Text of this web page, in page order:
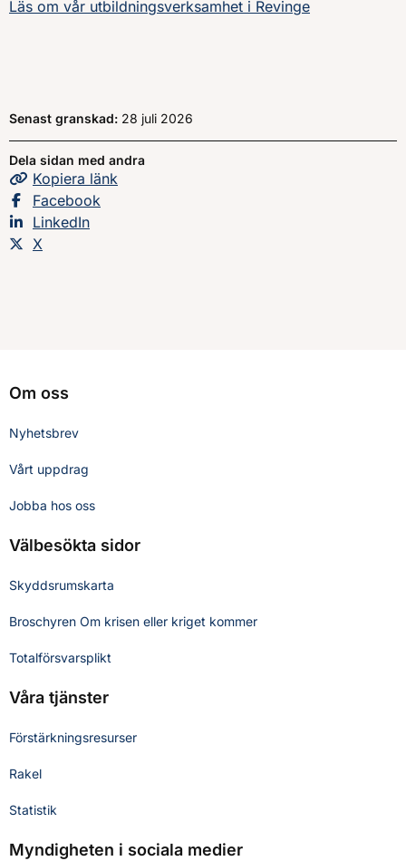
Läs om vår utbildningsverksamhet i Revinge
Senast granskad: 28 juli 2026
Dela sidan med andra
Kopiera sidans
länk
Dela sidan på
Facebook
Dela sidan på
LinkedIn
Dela sidan på
X
Om oss
Nyhetsbrev
Vårt uppdrag
Jobba hos oss
Välbesökta sidor
Skyddsrumskarta
Broschyren Om krisen eller kriget kommer
Totalförsvarsplikt
Våra tjänster
Förstärkningsresurser
Rakel
Statistik
Myndigheten i sociala medier